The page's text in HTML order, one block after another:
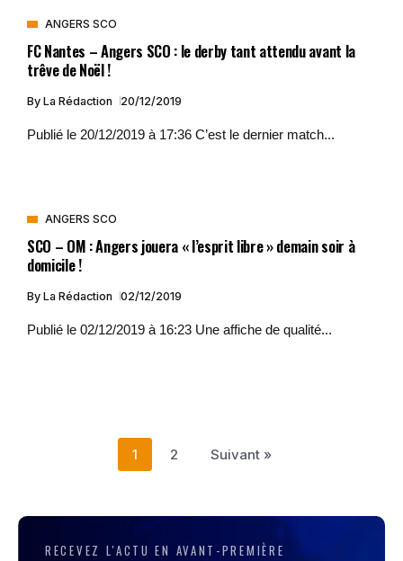
ANGERS SCO
FC Nantes – Angers SCO : le derby tant attendu avant la
trêve de Noël !
By La Rédaction 20/12/2019
Publié le 20/12/2019 à 17:36 C’est le dernier match...
ANGERS SCO
SCO – OM : Angers jouera « l’esprit libre » demain soir à
domicile !
By La Rédaction 02/12/2019
Publié le 02/12/2019 à 16:23 Une affiche de qualité...
1 2 Suivant »
RECEVEZ L'ACTU EN AVANT-PREMIÈRE